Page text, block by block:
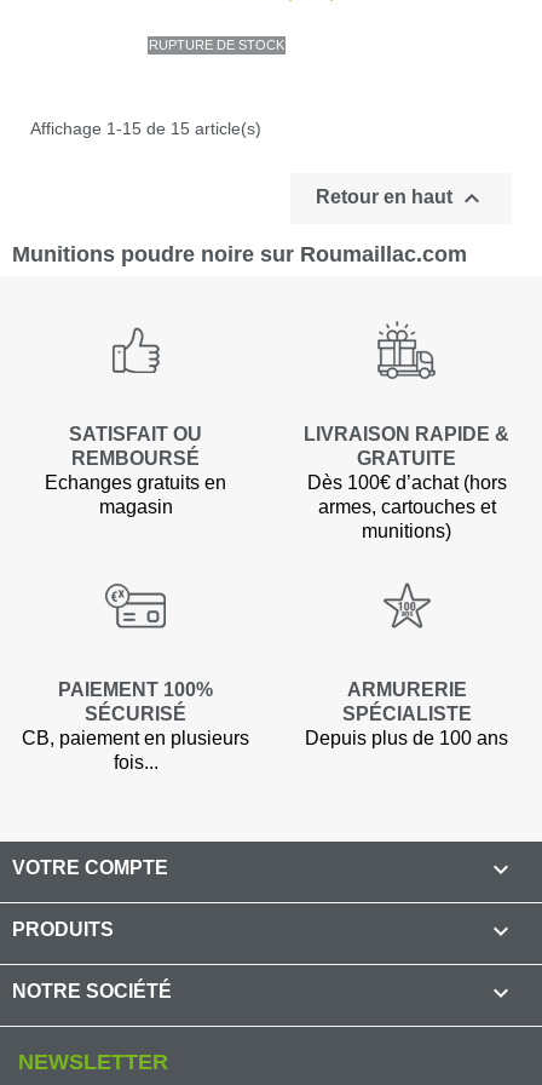
RUPTURE DE STOCK
Affichage 1-15 de 15 article(s)
Retour en haut 
Munitions poudre noire sur Roumaillac.com
SATISFAIT OU
REMBOURSÉ
Echanges gratuits en
magasin
LIVRAISON RAPIDE &
GRATUITE
Dès 100€ d’achat (hors
armes, cartouches et
munitions)
PAIEMENT 100%
SÉCURISÉ
CB, paiement en plusieurs
fois...
ARMURERIE
SPÉCIALISTE
Depuis plus de 100 ans
VOTRE COMPTE 
PRODUITS 
NOTRE SOCIÉTÉ 
NEWSLETTER